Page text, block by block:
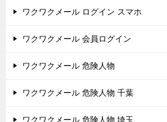
ワクワクメール ログイン スマホ
ワクワクメール 会員ログイン
ワクワクメール 危険人物
ワクワクメール 危険人物 千葉
ワクワクメール 危険人物 埼玉